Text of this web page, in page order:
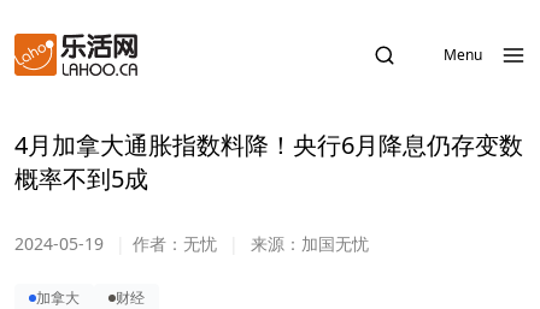
Menu
4月加拿大通胀指数料降！央行6月降息仍存变数
概率不到5成
2024-05-19 作者： 无忧 来源： 加国无忧
加拿大 财经